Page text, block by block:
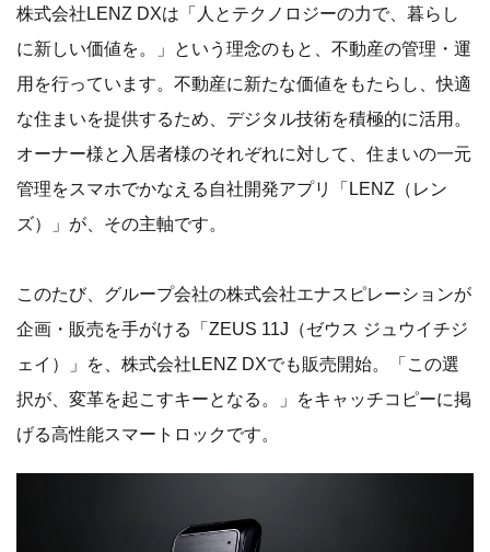
株式会社LENZ DXは「人とテクノロジーの力で、暮らし
に新しい価値を。」という理念のもと、不動産の管理・運
用を行っています。不動産に新たな価値をもたらし、快適
な住まいを提供するため、デジタル技術を積極的に活用。
オーナー様と入居者様のそれぞれに対して、住まいの一元
管理をスマホでかなえる自社開発アプリ「LENZ（レン
ズ）」が、その主軸です。
このたび、グループ会社の株式会社エナスピレーションが
企画・販売を手がける「ZEUS 11J（ゼウス ジュウイチジ
ェイ）」を、株式会社LENZ DXでも販売開始。「この選
択が、変革を起こすキーとなる。」をキャッチコピーに掲
げる高性能スマートロックです。